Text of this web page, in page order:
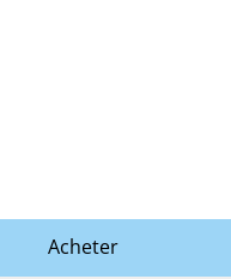
Acheter